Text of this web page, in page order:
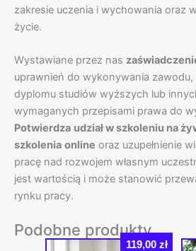
zakresie uczenia i wychowania oraz
życie.
Wystawiane przez nas
uprawnień do wykonywania zawodu,
dyplomu studiów wyższych lub
wymaganych przepisami prawa do
Potwierdza udział w szkoleniu na
szkolenia online oraz uzupełnienie
pracę nad rozwojem własnym
jest wartością i może stanowić
rynku pracy.
Podobne produkty
119,00 zł